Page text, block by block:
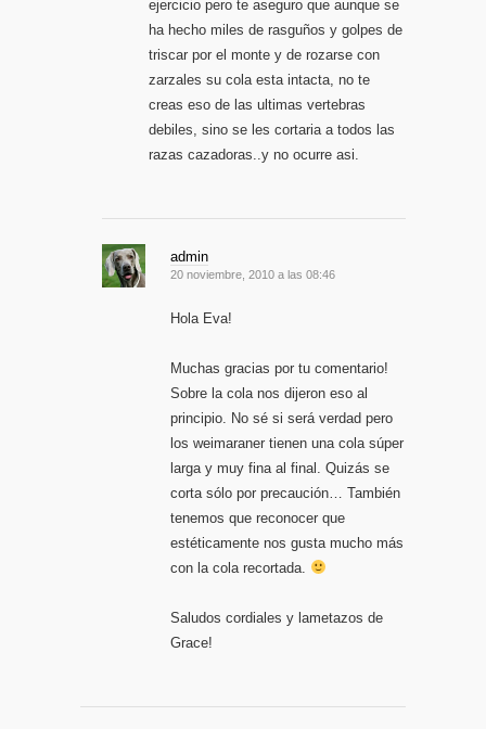
ejercicio pero te aseguro que aunque se
ha hecho miles de rasguños y golpes de
triscar por el monte y de rozarse con
zarzales su cola esta intacta, no te
creas eso de las ultimas vertebras
debiles, sino se les cortaria a todos las
razas cazadoras..y no ocurre asi.
admin
20 noviembre, 2010 a las 08:46
Hola Eva!
Muchas gracias por tu comentario!
Sobre la cola nos dijeron eso al
principio. No sé si será verdad pero
los weimaraner tienen una cola súper
larga y muy fina al final. Quizás se
corta sólo por precaución… También
tenemos que reconocer que
estéticamente nos gusta mucho más
con la cola recortada.
Saludos cordiales y lametazos de
Grace!